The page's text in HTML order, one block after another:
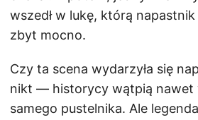
wszedł w lukę, którą
zbyt mocno.
Czy ta scena wydarzyła się
nikt — historycy wątpią nawet
samego pustelnika. Ale